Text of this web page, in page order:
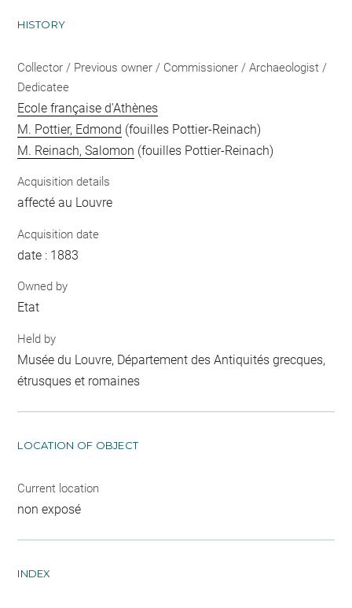
HISTORY
Collector / Previous owner / Commissioner / Archaeologist /
Dedicatee
Ecole française d'Athènes
M. Pottier, Edmond (fouilles Pottier-Reinach)
M. Reinach, Salomon (fouilles Pottier-Reinach)
Acquisition details
affecté au Louvre
Acquisition date
date : 1883
Owned by
Etat
Held by
Musée du Louvre, Département des Antiquités grecques,
étrusques et romaines
LOCATION OF OBJECT
Current location
non exposé
INDEX